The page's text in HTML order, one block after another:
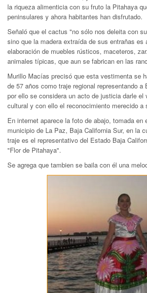
la riqueza alimenticia con su fruto la Pitahaya
peninsulares y ahora habitantes han disfrutado.
Señaló que el cactus "no sólo nos deleita con
sino que la madera extraída de sus entrañas es
elaboración de muebles rústicos, maceteros,
animales típicas, que aun se fabrican en las
Murillo Macías precisó que esta vestimenta se
de 57 años como traje regional representando a
por ello se considera un acto de justicia darle el
cultural y con ello el reconocimiento merecido a
En internet aparece la foto de abajo, tomada en
municipio de La Paz, Baja California Sur, en la
traje es el representativo del Estado Baja
"Flor de Pitahaya".
Se agrega que tambien se baila con él una